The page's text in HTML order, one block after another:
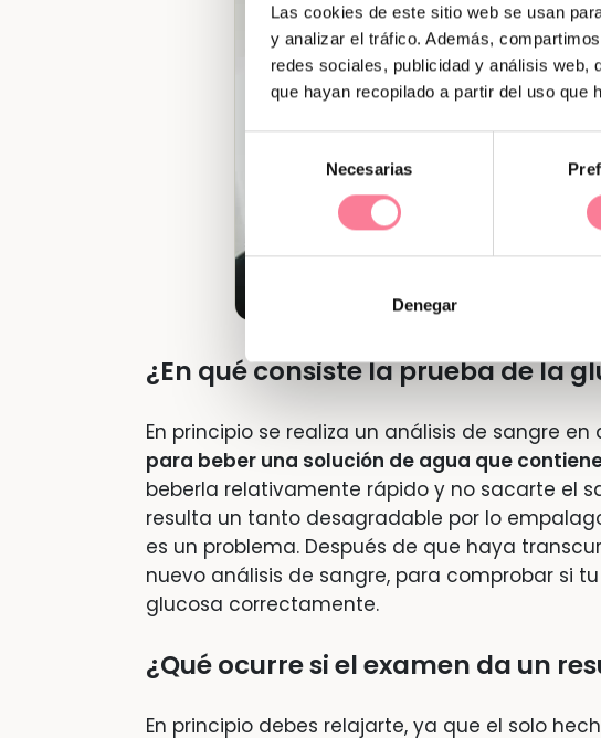
Las cookies de este sitio web se usan
y analizar el tráfico. Además,
redes sociales, publicidad y análisis web,
que hayan recopilado a partir del uso que
consentimiento
Necesarias
Denegar
¿En qué consiste la prueba de la
En principio se realiza un análisis de sangre en
para beber una solución de agua que
beberla relativamente rápido y no sacarte el
resulta un tanto desagradable por lo
es un problema. Después de que haya
nuevo análisis de sangre, para comprobar si
glucosa correctamente.
¿Qué ocurre si el examen da un
En principio debes relajarte, ya que el solo